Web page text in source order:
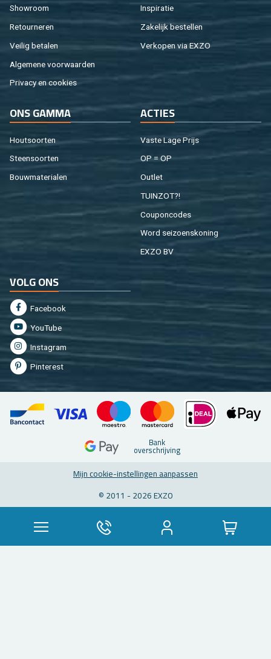
Show­room
Re­tour­ne­ren
Vei­lig be­ta­len
Al­ge­me­ne voor­waar­den
Pri­va­cy en coo­kies
In­spi­ra­tie
Za­ke­lijk be­stel­len
Ver­ko­pen via EXZO
ONS GAMMA
Hout­soor­ten
Steen­soor­ten
Bouw­ma­te­ri­a­len
AC­TIES
Vaste Lage Prijs
OP = OP
Out­let
TUIN­ZOT?!
Cou­pon­co­des
Word sei­zoens­ko­ning
EXZO BV
VOLG ONS
Fa­cebook
You­Tu­be
In­st­agram
Pin­te­rest
Bank
over­schrij­ving
Mijn coo­kie-in­stel­lin­gen aan­pas­sen
© 2011 - 2026 EXZO